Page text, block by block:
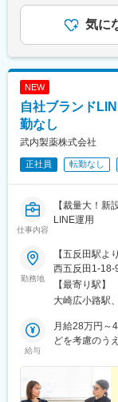
気に
NEW
自社ブランド
勤なし
武内製薬株式会社
正社員 転勤なし
仕事内容
【裁量大！新
LINE運用
勤務地
【五反田駅
西五反田1-18-
「五反田駅」
分★五反田本
【最寄り駅】
大崎広小路駅
給与
月給28万円～
どを考慮のう
過分は追加支
円（固定残業
ず月20時間～